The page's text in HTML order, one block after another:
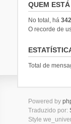
QUEM
No total, há 342
O recorde de
Total de
Powered by
Traduzido por:
Style